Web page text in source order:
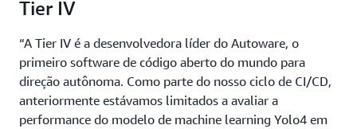
Tier IV
“A Tier IV é a desenvolvedora líder do Autoware, o
primeiro software de código aberto do mundo para
direção autônoma. Como parte do nosso ciclo de CI/CD,
anteriormente estávamos limitados a avaliar a
performance do modelo de machine learning Yolo4 em